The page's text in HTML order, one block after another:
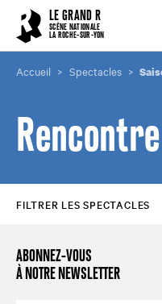
LE GRAND R
SCÈNE NATIONALE
LA ROCHE-SUR-YON
Accueil Spectacles
FILTRER LES SPECTACLES
ABONNEZ-VOUS
À NOTRE NEWSLETTER
Cookies management panel